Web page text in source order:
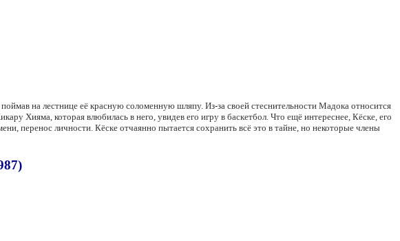
на лестнице её красную соломенную шляпу. Из-за своей стеснительности Мадока относится
Хияма, которая влюбилась в него, увидев его игру в баскетбол. Что ещё интереснее, Кёске, его
перенос личности. Кёске отчаянно пытается сохранить всё это в тайне, но некоторые члены